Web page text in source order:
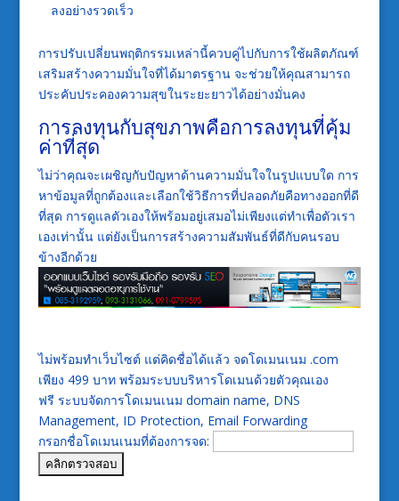
ลงอย่างรวดเร็ว
การปรับเปลี่ยนพฤติกรรมเหล่านี้ควบคู่ไปกับการใช้ผลิตภัณฑ์
เสริมสร้างความมั่นใจที่ได้มาตรฐาน จะช่วยให้คุณสามารถ
ประคับประคองความสุขในระยะยาวได้อย่างมั่นคง
การลงทุนกับสุขภาพคือการลงทุนที่คุ้ม
ค่าที่สุด
ไม่ว่าคุณจะเผชิญกับปัญหาด้านความมั่นใจในรูปแบบใด การ
หาข้อมูลที่ถูกต้องและเลือกใช้วิธีการที่ปลอดภัยคือทางออกที่ดี
ที่สุด การดูแลตัวเองให้พร้อมอยู่เสมอไม่เพียงแต่ทำเพื่อตัวเรา
เองเท่านั้น แต่ยังเป็นการสร้างความสัมพันธ์ที่ดีกับคนรอบ
ข้างอีกด้วย
ไม่พร้อมทำเว็บไซต์ แต่คิดชื่อได้แล้ว จดโดเมนเนม .com
เพียง 499 บาท พร้อมระบบบริหารโดเมนด้วยตัวคุณเอง
ฟรี ระบบจัดการโดเมนเนม domain name, DNS
Management, ID Protection, Email Forwarding
กรอกชื่อโดเมนเนมที่ต้องการจด: